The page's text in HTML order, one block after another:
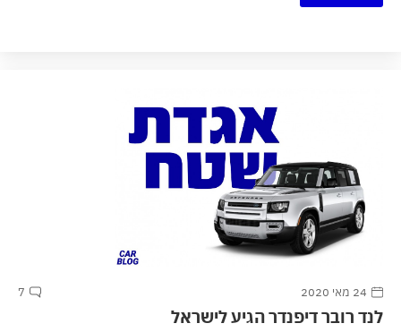
24 מאי 2020 7
לנד רובר דיפנדר הגיע לישראל